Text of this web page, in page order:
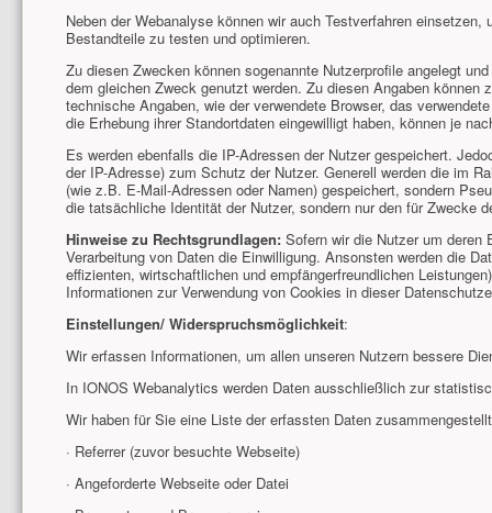
Neben der Webanalyse können wir auch Testverfahren
Bestandteile zu testen und optimieren.
Zu diesen Zwecken können sogenannte Nutzerprofile angelegt
dem gleichen Zweck genutzt werden. Zu diesen Angaben
technische Angaben, wie der verwendete Browser, das
die Erhebung ihrer Standortdaten eingewilligt haben, können je
Es werden ebenfalls die IP-Adressen der Nutzer gespeichert.
der IP-Adresse) zum Schutz der Nutzer. Generell werden die im
(wie z.B. E-Mail-Adressen oder Namen) gespeichert, sondern
die tatsächliche Identität der Nutzer, sondern nur den für Zwecke
Hinweise zu Rechtsgrundlagen: Sofern wir die Nutzer um deren
Verarbeitung von Daten die Einwilligung. Ansonsten werden die
effizienten, wirtschaftlichen und empfängerfreundlichen
Informationen zur Verwendung von Cookies in dieser
Einstellungen/ Widerspruchsmöglichkeit:
Wir erfassen Informationen, um allen unseren Nutzern bessere
In IONOS Webanalytics werden Daten ausschließlich zur
Wir haben für Sie eine Liste der erfassten Daten
· Referrer (zuvor besuchte Webseite)
· Angeforderte Webseite oder Datei